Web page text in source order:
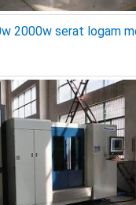
2000w serat logam